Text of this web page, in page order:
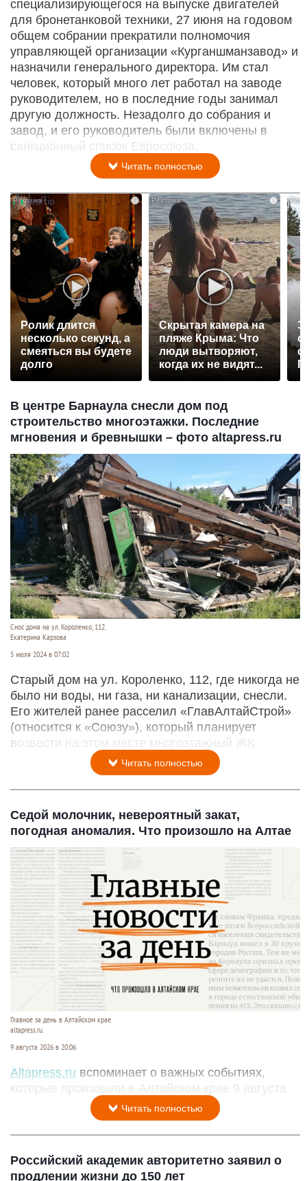
специализирующегося на выпуске двигателей
для бронетанковой техники, 27 июня на годовом
общем собрании прекратили полномочия
управляющей организации «Курганшманзавод» и
назначили генерального директора. Им стал
человек, который много лет работал на заводе
руководителем, но в последние годы занимал
другую должность. Незадолго до собрания и
завод, и его руководитель были включены в
санкционный список Евросоюза.
Читать полностью
Ролик длится
несколько секунд, а
смеяться вы будете
долго
i
Скрытая камера на
пляже Крыма: Что
люди вытворяют,
когда их не видят...
В центре Барнаула снесли дом под
строительство многоэтажки. Последние
мгновения и бревнышки – фото altapress.ru
Снос дома на ул. Короленко, 112.
Екатерина Карзова
5 июля 2024 в 07:02
Старый дом на ул. Короленко, 112, где никогда не
было ни воды, ни газа, ни канализации, снесли.
Его жителей ранее расселил «ГлавАлтайСтрой»
(относится к «Союзу»), который планирует
возвести на этом месте многоэтажный ЖК.
Читать полностью
Седой молочник, невероятный закат,
погодная аномалия. Что произошло на Алтае
Главное за день в Алтайском крае.
altapress.ru.
9 августа 2026 в 20:06
Altapress.ru вспоминает о важных событиях,
которые произошли в Алтайском крае 9 августа.
Читать полностью
Российский академик авторитетно заявил о
продлении жизни до 150 лет